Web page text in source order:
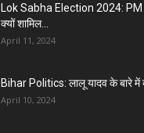
Lok Sabha Election 2024: PM
क्यों शामिल...
April 11, 2024
Bihar Politics: लालू यादव के बारे में
April 10, 2024